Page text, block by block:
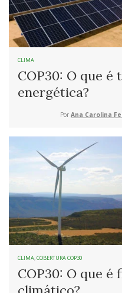
CLIMA
COP30: O que é
energética?
Por Ana Carolina
CLIMA COBERTURA COP30
COP30: O que é